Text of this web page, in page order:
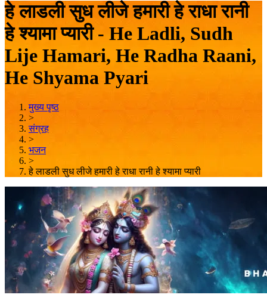
हे लाडली सुध लीजे हमारी हे राधा रानी
हे श्यामा प्यारी - He Ladli, Sudh
Lije Hamari, He Radha Raani,
He Shyama Pyari
मुख्य पृष्ठ
>
संग्रह
>
भजन
>
हे लाडली सुध लीजे हमारी हे राधा रानी हे श्यामा प्यारी